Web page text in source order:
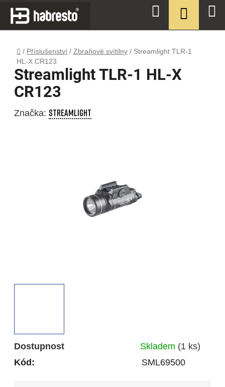
Přejít
obsah
Domů
/ Příslušenství / Zbraňové svítilny / Streamlight TLR-1
HL-X CR123
Dostupnost Skladem (1 ks)
Kód:
SML69500
Streamlight TLR-1 HL-X
CR123
Značka: STREAMLIGHT